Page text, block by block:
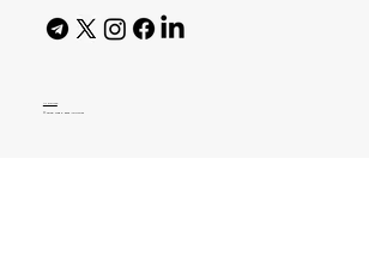
AI Policy
© 2026 High Bar Journal